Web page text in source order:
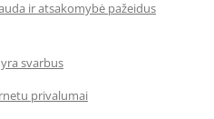
ir atsakomybė pažeidus
svarbus
privalumai